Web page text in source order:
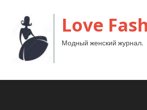
Love
Модный женский журнал.